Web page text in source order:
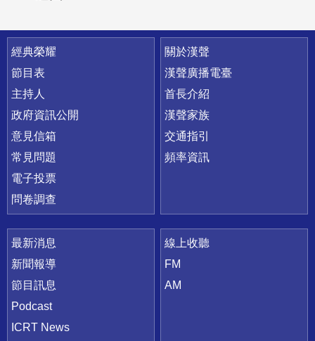
快速連結
經典榮耀
節目表
主持人
政府資訊公開
意見信箱
常見問題
電子投票
問卷調查
關於漢聲
漢聲廣播電臺
首長介紹
漢聲家族
交通指引
頻率資訊
最新消息
新聞報導
節目訊息
Podcast
ICRT News
線上收聽
FM
AM